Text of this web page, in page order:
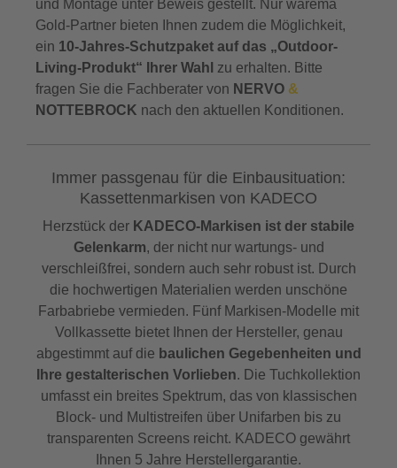
und Montage unter Beweis gestellt. Nur warema
Gold-Partner bieten Ihnen zudem die Möglichkeit,
ein 10-Jahres-Schutzpaket auf das „Outdoor-
Living-Produkt“ Ihrer Wahl zu erhalten. Bitte
fragen Sie die Fachberater von NERVO &
NOTTEBROCK nach den aktuellen Konditionen.
Immer passgenau für die Einbausituation:
Kassettenmarkisen von KADECO
Herzstück der KADECO-Markisen ist der stabile
Gelenkarm, der nicht nur wartungs- und
verschleißfrei, sondern auch sehr robust ist. Durch
die hochwertigen Materialien werden unschöne
Farbabriebe vermieden. Fünf Markisen-Modelle mit
Vollkassette bietet Ihnen der Hersteller, genau
abgestimmt auf die baulichen Gegebenheiten und
Ihre gestalterischen Vorlieben. Die Tuchkollektion
umfasst ein breites Spektrum, das von klassischen
Block- und Multistreifen über Unifarben bis zu
transparenten Screens reicht. KADECO gewährt
Ihnen 5 Jahre Herstellergarantie.